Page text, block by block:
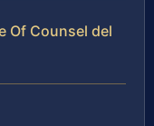
Of Counsel del